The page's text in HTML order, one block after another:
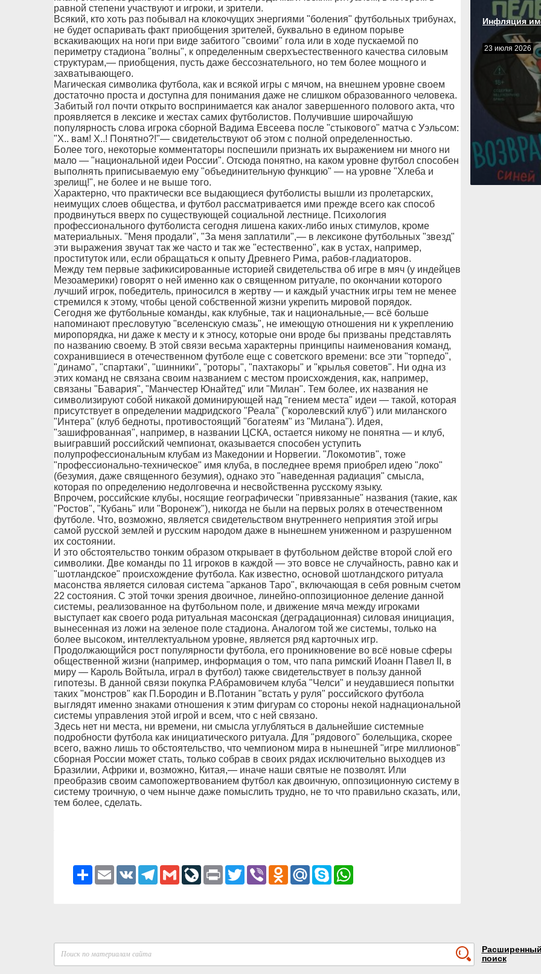
равной степени участвуют и игроки, и зрители.
Всякий, кто хоть раз побывал на клокочущих энергиями "боления" футбольных трибунах,
не будет оспаривать факт приобщения зрителей, буквально в едином порыве
вскакивающих на ноги при виде забитого "своими" гола или в ходе пускаемой по
периметру стадиона "волны", к определенным сверхъестественного качества силовым
структурам,— приобщения, пусть даже бессознательного, но тем более мощного и
захватывающего.
Магическая символика футбола, как и всякой игры с мячом, на внешнем уровне своем
достаточно проста и доступна для понимания даже не слишком образованного человека.
Забитый гол почти открыто воспринимается как аналог завершенного полового акта, что
проявляется в лексике и жестах самих футболистов. Получившие широчайшую
популярность слова игрока сборной Вадима Евсеева после "стыкового" матча с Уэльсом:
"Х.. вам! Х..! Понятно?!"— свидетельствуют об этом с полной определенностью.
Более того, некоторые комментаторы поспешили признать их выражением ни много ни
мало — "национальной идеи России". Отсюда понятно, на каком уровне футбол способен
выполнять приписываемую ему "объединительную функцию" — на уровне "Хлеба и
зрелищ!", не более и не выше того.
Характерно, что практически все выдающиеся футболисты вышли из пролетарских,
неимущих слоев общества, и футбол рассматривается ими прежде всего как способ
продвинуться вверх по существующей социальной лестнице. Психология
профессионального футболиста сегодня лишена каких-либо иных стимулов, кроме
материальных. "Меня продали", "За меня заплатили",— в лексиконе футбольных "звезд"
эти выражения звучат так же часто и так же "естественно", как в устах, например,
проституток или, если обращаться к опыту Древнего Рима, рабов-гладиаторов.
Между тем первые зафикисированные историей свидетельства об игре в мяч (у индейцев
Мезоамерики) говорят о ней именно как о священном ритуале, по окончании которого
лучший игрок, победитель, приносился в жертву — и каждый участник игры тем не менее
стремился к этому, чтобы ценой собственной жизни укрепить мировой порядок.
Сегодня же футбольные команды, как клубные, так и национальные,— всё больше
напоминают пресловутую "вселенскую смазь", не имеющую отношения ни к укреплению
миропорядка, ни даже к месту и к этносу, которые они вроде бы призваны представлять
по названию своему. В этой связи весьма характерны принципы наименования команд,
сохранившиеся в отечественном футболе еще с советского времени: все эти "торпедо",
"динамо", "спартаки", "шинники", "роторы", "пахтакоры" и "крылья советов". Ни одна из
этих команд не связана своим названием с местом происхождения, как, например,
связаны "Бавария", "Манчестер Юнайтед" или "Милан". Тем более, их названия не
символизируют собой никакой доминирующей над "гением места" идеи — такой, которая
присутствует в определении мадридского "Реала" ("королевский клуб") или миланского
"Интера" (клуб бедноты, противостоящий "богатеям" из "Милана"). Идея,
"зашифрованная", например, в названии ЦСКА, остается никому не понятна — и клуб,
выигравший российский чемпионат, оказывается способен уступить
полупрофессиональным клубам из Македонии и Норвегии. "Локомотив", тоже
"профессионально-техническое" имя клуба, в последнее время приобрел идею "локо"
(безумия, даже священного безумия), однако это "наведенная радиация" смысла,
которая по определению недолговечна и несвойственна русскому языку.
Впрочем, российские клубы, носящие географически "привязанные" названия (такие, как
"Ростов", "Кубань" или "Воронеж"), никогда не были на первых ролях в отечественном
футболе. Что, возможно, является свидетельством внутреннего неприятия этой игры
самой русской землей и русским народом даже в нынешнем униженном и разрушенном
их состоянии.
И это обстоятельство тонким образом открывает в футбольном действе второй слой его
символики. Две команды по 11 игроков в каждой — это вовсе не случайность, равно как и
"шотландское" происхождение футбола. Как известно, основой шотландского ритуала
масонства является силовая система "арканов Таро", включающая в себя ровным счетом
22 состояния. С этой точки зрения двоичное, линейно-оппозиционное деление данной
системы, реализованное на футбольном поле, и движение мяча между игроками
выступает как своего рода ритуальная масонская (деградационная) силовая инициация,
вынесенная из ложи на зеленое поле стадиона. Аналогом той же системы, только на
более высоком, интеллектуальном уровне, является ряд карточных игр.
Продолжающийся рост популярности футбола, его проникновение во всё новые сферы
общественной жизни (например, информация о том, что папа римский Иоанн Павел II, в
миру — Кароль Войтыла, играл в футбол) также свидетельствует в пользу данной
гипотезы. В данной связи покупка Р.Абрамовичем клуба "Челси" и неудавшиеся попытки
таких "монстров" как П.Бородин и В.Потанин "встать у руля" российского футбола
выглядят именно знаками отношения к этим фигурам со стороны некой наднациональной
системы управления этой игрой и всем, что с ней связано.
Здесь нет ни места, ни времени, ни смысла углубляться в дальнейшие системные
подробности футбола как инициатического ритуала. Для "рядового" болельщика, скорее
всего, важно лишь то обстоятельство, что чемпионом мира в нынешней "игре миллионов"
сборная России может стать, только собрав в своих рядах исключительно выходцев из
Бразилии, Африки и, возможно, Китая,— иначе наши святые не позволят. Или
преобразив своим самопожертвованием футбол как двоичную, оппозиционную систему в
систему троичную, о чем нынче даже помыслить трудно, не то что правильно сказать, или,
тем более, сделать.
РесурсEmail VK Telegram
GmailLiveJournal
Print TwitterViber Odnoklassniki
Mail.RuSkypeWhatsApp
Инфляция
23 июля 2026
поиск